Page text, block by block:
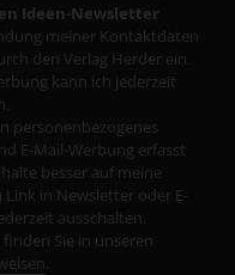
Ideen-Newsletter
meiner Kontaktdaten
den Verlag Herder ein.
kann ich jederzeit
personenbezogenes
E-Mail-Werbung erfasst
besser auf meine
Link in Newsletter oder E-
ausschalten.
Sie in unseren